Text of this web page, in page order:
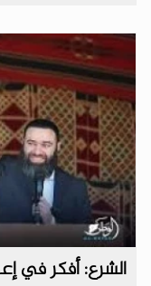
الشرع: أفكر في